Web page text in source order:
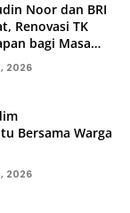
Noor dan BRI
Renovasi TK
bagi Masa
2026
Bersama Warga
2026